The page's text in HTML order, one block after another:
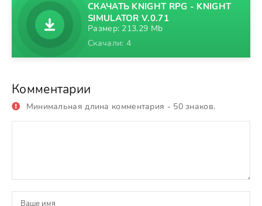
СКАЧАТЬ KNIGHT RPG - KNIGHT
SIMULATOR V.0.71
Размер: 213,29 Mb
Скачали: 4
Комментарии
Минимальная длина комментария - 50 знаков.